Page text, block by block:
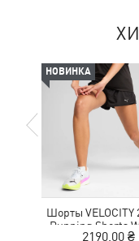
НОВИНКА
Шорты VELOCITY
Running Shorts
2190,00 ₴